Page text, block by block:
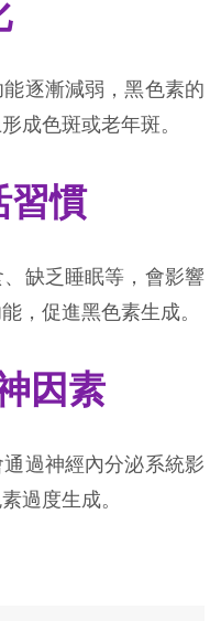
逐漸減弱，黑色素的
成色斑或老年斑。
習慣
缺乏睡眠等，會影響
，促進黑色素生成。
因素
過神經內分泌系統影
過度生成。